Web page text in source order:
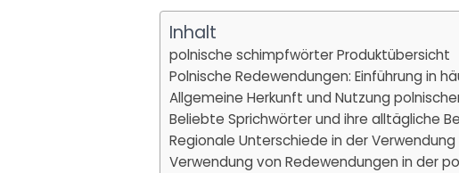
Inhalt
polnische schimpfwörter Produktübersicht
Polnische Redewendungen: Einführung in
Allgemeine Herkunft und Nutzung
Beliebte Sprichwörter und ihre alltägliche
Regionale Unterschiede in der
Verwendung von Redewendungen in der